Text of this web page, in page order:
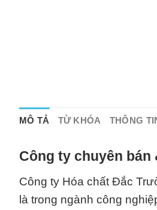
MÔ TẢ TỪ KHÓA THÔNG
Công ty chuyên bán
Công ty Hóa chất Đắc
là trong ngành công